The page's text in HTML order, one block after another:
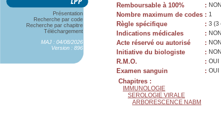
Présentation
Recherche par code
Recherche par chapitre
Téléchargement
MAJ : 04/08/2026
Version : 896
Remboursable à 100% :
Nombre maximum de codes : 1
Règle spécifique : 3 (3
Indications médicales :
Acte réservé ou autorisé :
Initiative du biologiste :
R.M.O. : OUI
Examen sanguin : OUI
Chapitres :
IMMUNOLOGIE
SEROLOGIE VIRALE
ARBORESCENCE NABM